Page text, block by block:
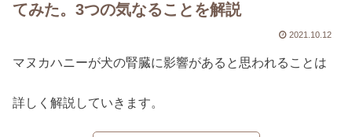
てみた。3つの気なることを解説
2021.10.12
マヌカハニーが犬の腎臓に影響があると思われることは
詳しく解説していきます。